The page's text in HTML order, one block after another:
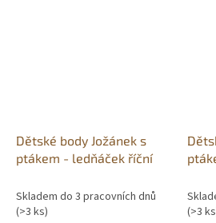
Dětské body Jožánek s
ptákem - ledňáček říční
Skladem do 3 pracovních dnů
(>3 ks)
(>3